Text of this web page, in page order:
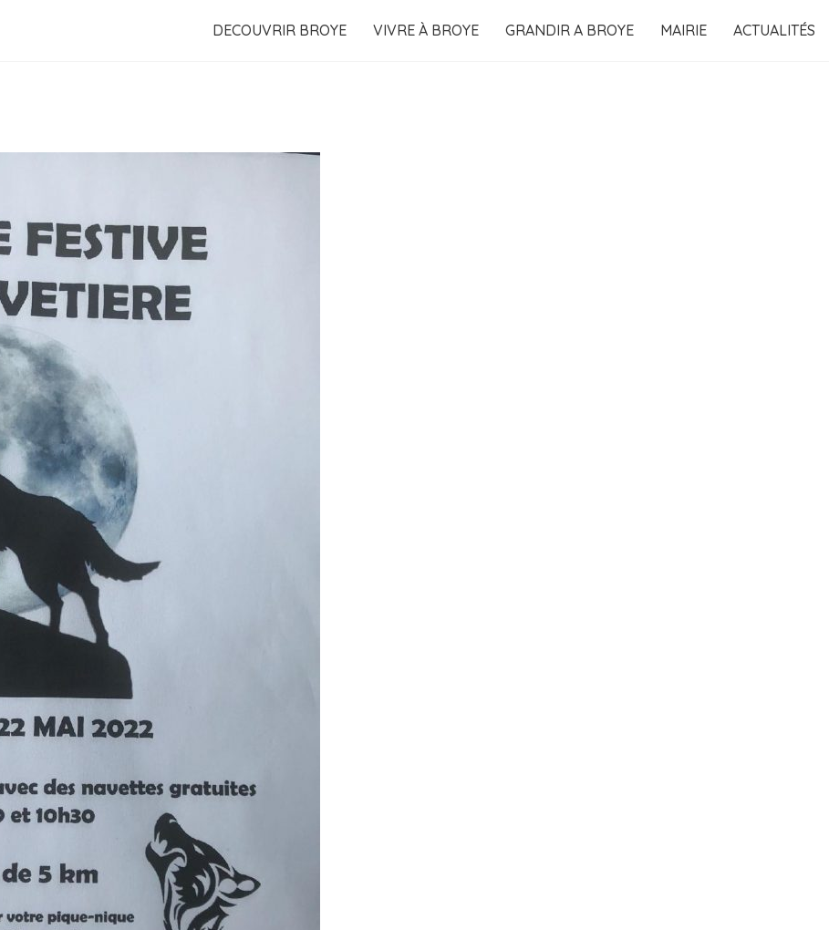
DECOUVRIR BROYE VIVRE À BROYE GRANDIR A BROYE MAIRIE ACTUALITÉS